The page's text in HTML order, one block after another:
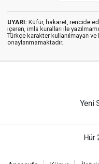
UYARI: Küfür, hakaret, rencide
içeren, imla kuralları ile
Türkçe karakter kullanılmayan
onaylanmamaktadır.
Yeni
Hür